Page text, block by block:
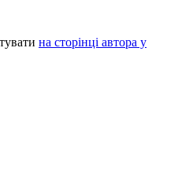
на сторінці автора у